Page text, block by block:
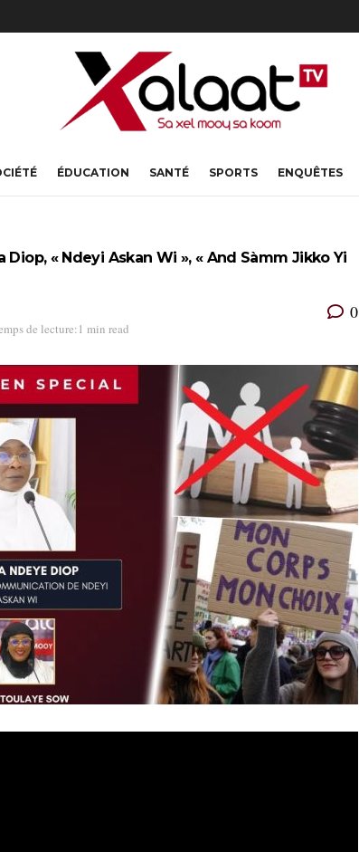
ÉDUCATION SANTÉ SPORTS ENQUÊTES
Diop, « Ndeyi Askan Wi », « And Sàmm Jikko Yi
de lecture:1 min read
0